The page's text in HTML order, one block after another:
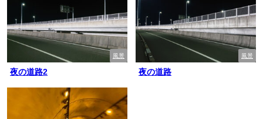
風景
夜の道路2
風景
夜の道路